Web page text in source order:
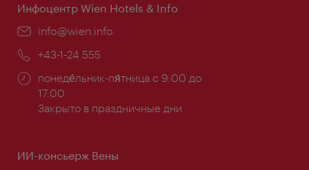
Инфоцентр Wien Hotels & Info
Эл.
info@wien.info
Телефон:
+43-1-24 555
Часы
работы:
понеде́льник-пя́тница с 9:00 до
17:00
Закрыто в праздничные дни
ИИ-консьерж Вены